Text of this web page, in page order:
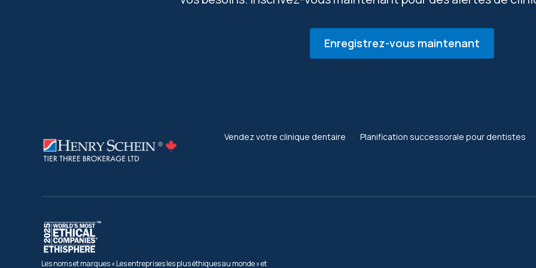
Enregistrez-vous maintenant
Vendez votre clinique dentaire Planification successorale pour dentistes
Les noms et marques « Les entreprises les plus éthiques au monde » et